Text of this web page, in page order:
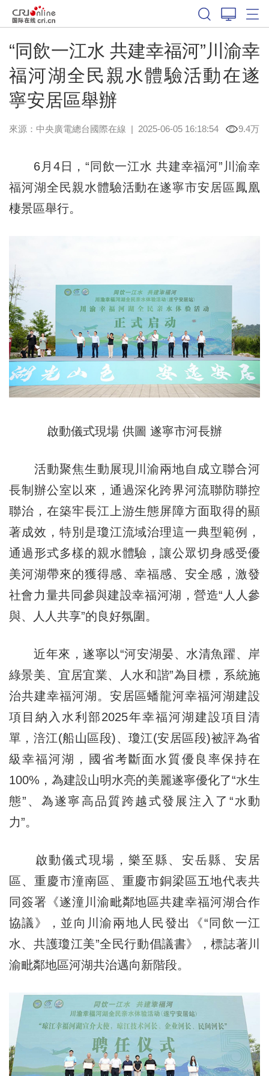
“同飲一江水 共建幸福河”川渝幸
福河湖全民親水體驗活動在遂
寧安居區舉辦​
來源：中央廣電總台國際在線 | 2025-06-05 16:18:54 9.4万
6月4日，“同飲一江水 共建幸福河”川渝幸
福河湖全民親水體驗活動在遂寧市安居區鳳凰
棲景區舉行。
啟動儀式現場 供圖 遂寧市河長辦
活動聚焦生動展現川渝兩地自成立聯合河
長制辦公室以來，通過深化跨界河流聯防聯控
聯治，在築牢長江上游生態屏障方面取得的顯
著成效，特別是瓊江流域治理這一典型範例，
通過形式多樣的親水體驗，讓公眾切身感受優
美河湖帶來的獲得感、幸福感、安全感，激發
社會力量共同參與建設幸福河湖，營造“人人參
與、人人共享”的良好氛圍。
近年來，遂寧以“河安湖晏、水清魚躍、岸
綠景美、宜居宜業、人水和諧”為目標，系統施
治共建幸福河湖。安居區蟠龍河幸福河湖建設
項目納入水利部2025年幸福河湖建設項目清
單，涪江(船山區段)、瓊江(安居區段)被評為省
級幸福河湖，國省考斷面水質優良率保持在
100%，為建設山明水亮的美麗遂寧優化了“水生
態”、為遂寧高品質跨越式發展注入了“水動
力”。
啟動儀式現場，樂至縣、安岳縣、安居
區、重慶市潼南區、重慶市銅梁區五地代表共
同簽署《遂潼川渝毗鄰地區共建幸福河湖合作
協議》，並向川渝兩地人民發出《“同飲一江
水、共護瓊江美”全民行動倡議書》，標誌著川
渝毗鄰地區河湖共治邁向新階段。